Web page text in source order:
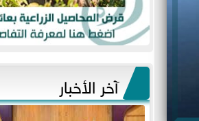
آخر الأخبار